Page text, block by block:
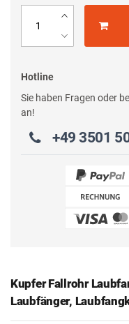
Hotline
Sie haben Fragen oder
an!
+49 3501
Kupfer Fallrohr
Laubfänger,